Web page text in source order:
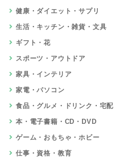
健康・ダイエット・サプリ
生活・キッチン・雑貨・文具
ギフト・花
スポーツ・アウトドア
家具・インテリア
家電・パソコン
食品・グルメ・ドリンク・宅配
本・電子書籍・CD・DVD
ゲーム・おもちゃ・ホビー
仕事・資格・教育